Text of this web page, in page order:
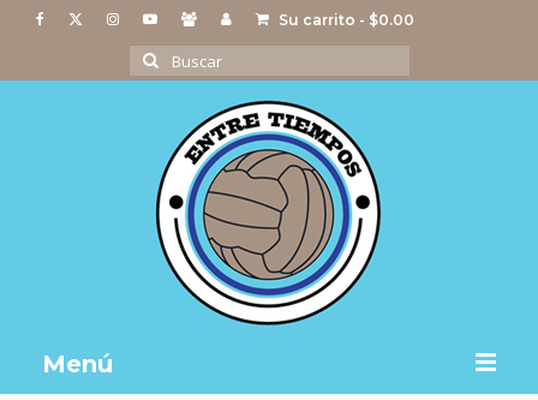
Su carrito - $0.00
Buscar
por:
Menú